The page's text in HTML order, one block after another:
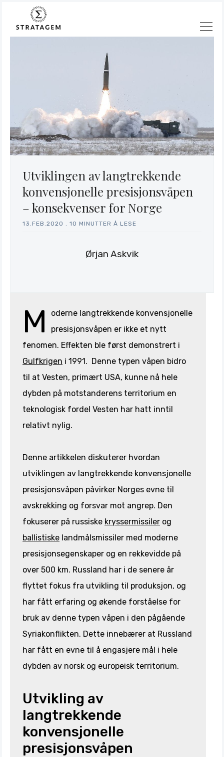
Søk
Utviklingen av langtrekkende
konvensjonelle presisjonsvåpen
– konsekvenser for Norge
13.FEB.2020 10 MINUTTER Å LESE
Ørjan Askvik
M
oderne langtrekkende konvensjonelle
presisjonsvåpen er ikke et nytt
fenomen. Effekten ble først demonstrert i
Gulfkrigen i 1991. Denne typen våpen bidro
til at Vesten, primært USA, kunne nå hele
dybden på motstanderens territorium en
teknologisk fordel Vesten har hatt inntil
relativt nylig.
Denne artikkelen diskuterer hvordan
utviklingen av langtrekkende konvensjonelle
presisjonsvåpen påvirker Norges evne til
avskrekking og forsvar mot angrep. Den
fokuserer på russiske kryssermissiler og
ballistiske landmålsmissiler med moderne
presisjonsegenskaper og en rekkevidde på
over 500 km. Russland har i de senere år
flyttet fokus fra utvikling til produksjon, og
har fått erfaring og økende forståelse for
bruk av denne typen våpen i den pågående
Syriakonflikten. Dette innebærer at Russland
har fått en evne til å engasjere mål i hele
dybden av norsk og europeisk territorium.
Utvikling av
langtrekkende
konvensjonelle
presisjonsvåpen